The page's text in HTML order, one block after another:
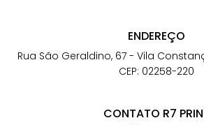
ENDEREÇO
Rua São Geraldino, 67 - Vila
CEP: 02258-220
CONTATO R7